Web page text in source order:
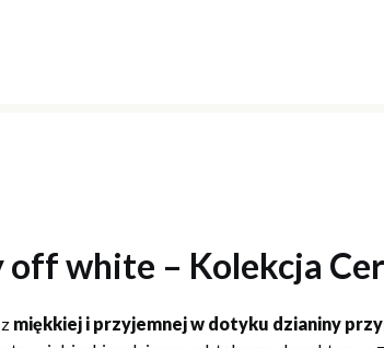
white – Kolekcja
miękkiej i przyjemnej w dotyku dzianiny